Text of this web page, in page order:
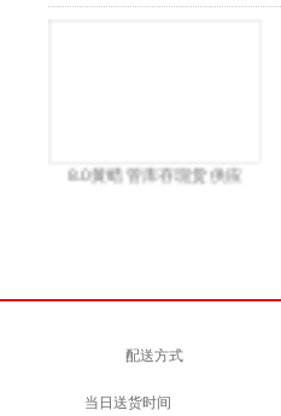
8.0黄蜡管库存现货供应
配送方式
当日送货时间